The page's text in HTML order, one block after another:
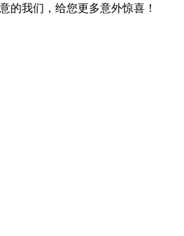
的我们，给您更多意外惊喜！